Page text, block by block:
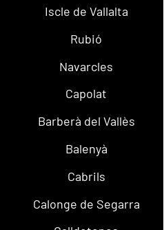
Iscle de Vallalta
Rubió
Navarcles
Capolat
Barberà del Vallès
Balenyà
Cabrils
Calonge de Segarra